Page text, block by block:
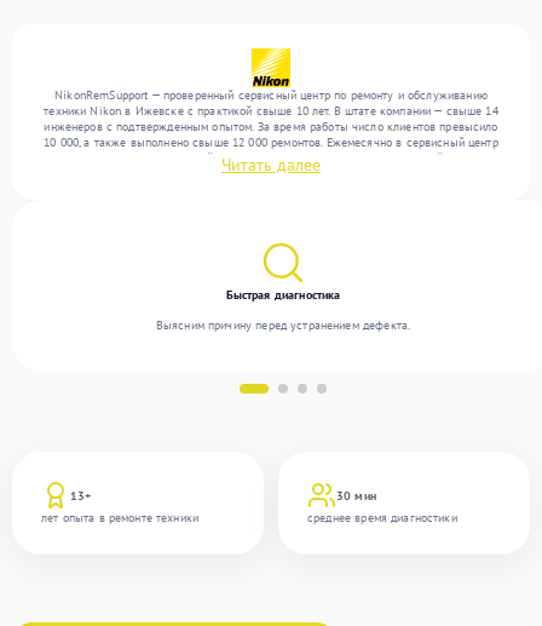
NikonRemSupport — проверенный сервисный центр по ремонту и обслуживанию
техники Nikon в Ижевске с практикой свыше 10 лет. В штате компании — свыше 14
инженеров с подтвержденным опытом. За время работы число клиентов превысило
10 000, а также выполнено свыше 12 000 ремонтов. Ежемесячно в сервисный центр
поступает более 300 обращений, включая , , . Мы беремся за задачи любой сложности
и обеспечиваем надежный результат благодаря квалификации мастеров.
Читать далее
13+
лет опыта в ремонте техники
30 мин
среднее время диагностики
Быстрая диагностика
Выясним причину перед устранением дефекта.